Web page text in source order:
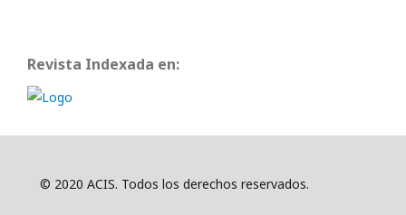
Revista Indexada en:
© 2020 ACIS. Todos los derechos reservados.